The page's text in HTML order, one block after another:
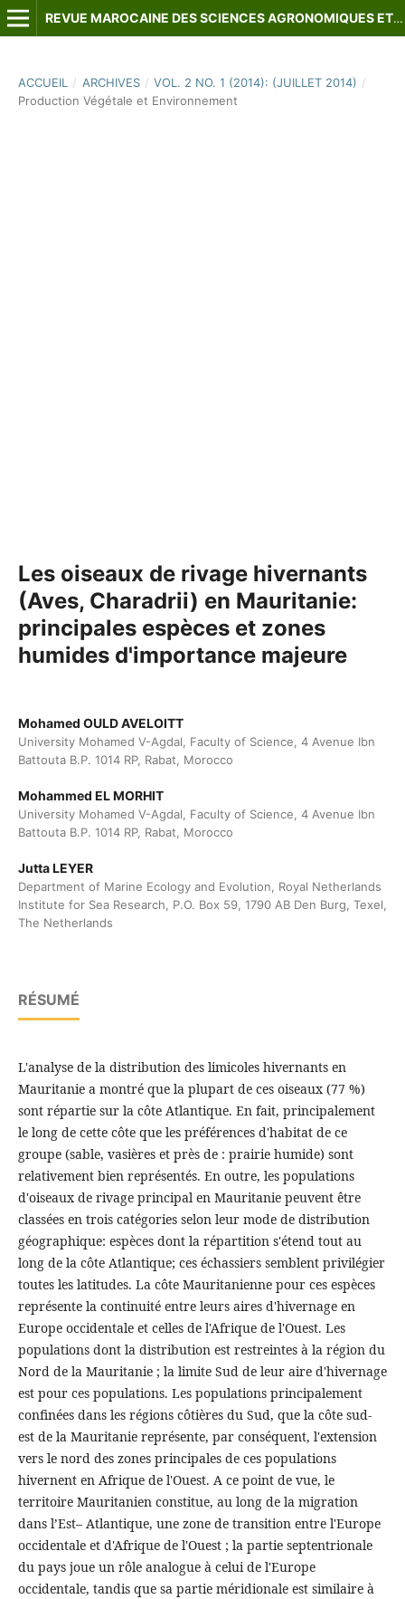
REVUE MAROCAINE DES SCIENCES AGRONOMIQUES ET VÉTÉRINAIRES
ACCUEIL / ARCHIVES / VOL. 2 NO. 1 (2014): (JUILLET 2014) /
Production Végétale et Environnement
Les oiseaux de rivage hivernants
(Aves, Charadrii) en Mauritanie:
principales espèces et zones
humides d'importance majeure
Mohamed OULD AVELOITT
University Mohamed V-Agdal, Faculty of Science, 4 Avenue Ibn
Battouta B.P. 1014 RP, Rabat, Morocco
Mohammed EL MORHIT
University Mohamed V-Agdal, Faculty of Science, 4 Avenue Ibn
Battouta B.P. 1014 RP, Rabat, Morocco
Jutta LEYER
Department of Marine Ecology and Evolution, Royal Netherlands
Institute for Sea Research, P.O. Box 59, 1790 AB Den Burg, Texel,
The Netherlands
RÉSUMÉ
L'analyse de la distribution des limicoles hivernants en
Mauritanie a montré que la plupart de ces oiseaux (77 %)
sont répartie sur la côte Atlantique. En fait, principalement
le long de cette côte que les préférences d'habitat de ce
groupe (sable, vasières et près de : prairie humide) sont
relativement bien représentés. En outre, les populations
d'oiseaux de rivage principal en Mauritanie peuvent être
classées en trois catégories selon leur mode de distribution
géographique: espèces dont la répartition s'étend tout au
long de la côte Atlantique; ces échassiers semblent privilégier
toutes les latitudes. La côte Mauritanienne pour ces espèces
représente la continuité entre leurs aires d'hivernage en
Europe occidentale et celles de l'Afrique de l'Ouest. Les
populations dont la distribution est restreintes à la région du
Nord de la Mauritanie ; la limite Sud de leur aire d'hivernage
est pour ces populations. Les populations principalement
confinées dans les régions côtières du Sud, que la côte sud-
est de la Mauritanie représente, par conséquent, l'extension
vers le nord des zones principales de ces populations
hivernent en Afrique de l'Ouest. A ce point de vue, le
territoire Mauritanien constitue, au long de la migration
dans l’Est– Atlantique, une zone de transition entre l'Europe
occidentale et d'Afrique de l'Ouest ; la partie septentrionale
du pays joue un rôle analogue à celui de l'Europe
occidentale, tandis que sa partie méridionale est similaire à